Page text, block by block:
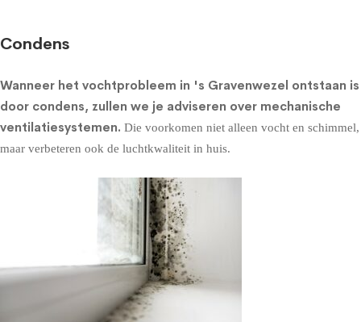
Condens
Wanneer het vochtprobleem in 's Gravenwezel ontstaan is
door condens, zullen we je adviseren over mechanische
ventilatiesystemen. Die voorkomen niet alleen vocht en schimmel,
maar verbeteren ook de luchtkwaliteit in huis.